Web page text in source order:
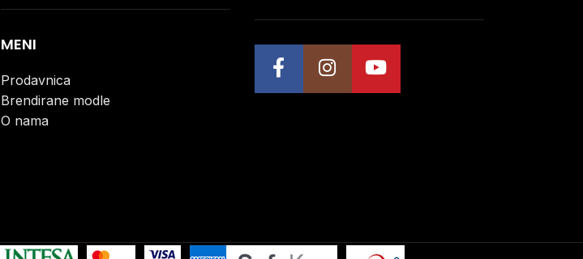
MENI
Prodavnica
Brendirane modle
O nama